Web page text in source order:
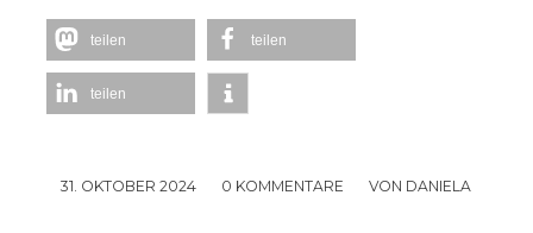
teilen teilen
teilen
31. OKTOBER 2024
/ 0 KOMMENTARE
/ VON DANIELA